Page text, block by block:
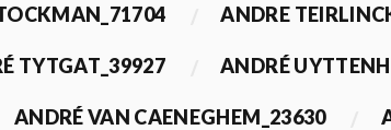
ANDRE
TYTGAT_39927 ANDRÉ
ANDRÉ VAN CAENEGHEM_23630